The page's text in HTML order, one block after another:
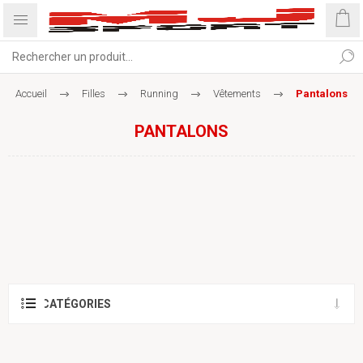
Accueil Filles Running Vêtements Pantalons
PANTALONS
CATÉGORIES